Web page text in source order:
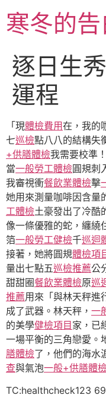
至
主寒冬的告
逐日生
運程
「現體檢費用在，我的
七巡檢點八八的結構失
+供膳體檢我需要校準！
當一般勞工體檢圓規刺
我審視衝餐飲業體檢擊
她用來測量咖啡因含量
工體檢土豪發出了冷酷
像一條優雅的蛇，纏繞
箔一般勞工健檢千巡迴
接著，她將圓規體檢項
量出七點五巡檢推薦公
甜甜圈餐飲業體檢原巡
推薦用來「與林天秤進
成了武器。林天秤， 一
的美學健檢項目 家，已
一場平衡的三角戀愛。
膳體檢了，他們的海水
查與氣泡一般+供膳體
TC:healthcheck123